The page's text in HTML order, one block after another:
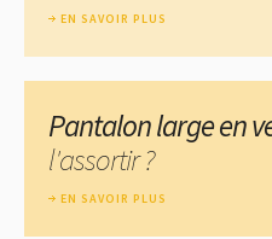
EN SAVOIR PLUS
Pantalon large en
l'assortir ?
EN SAVOIR PLUS